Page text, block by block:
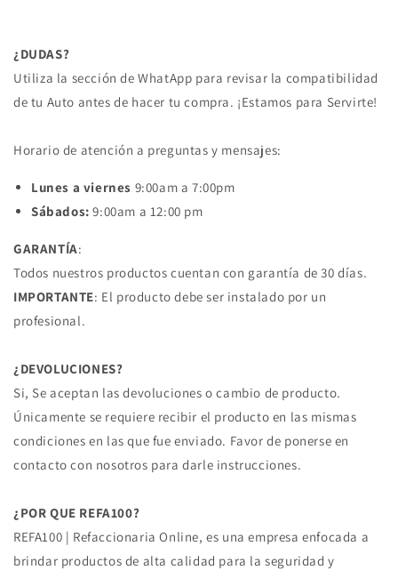
¿DUDAS?
Utiliza la sección de WhatApp para revisar la compatibilidad
de tu Auto antes de hacer tu compra. ¡Estamos para Servirte!
Horario de atención a preguntas y mensajes:
Lunes a viernes 9:00am a 7:00pm
Sábados: 9:00am a 12:00 pm
GARANTÍA:
Todos nuestros productos cuentan con garantía de 30 días.
IMPORTANTE: El producto debe ser instalado por un
profesional.
¿DEVOLUCIONES?
Si, Se aceptan las devoluciones o cambio de producto.
Únicamente se requiere recibir el producto en las mismas
condiciones en las que fue enviado. Favor de ponerse en
contacto con nosotros para darle instrucciones.
¿POR QUE REFA100?
REFA100 | Refaccionaria Online, es una empresa enfocada a
brindar productos de alta calidad para la seguridad y